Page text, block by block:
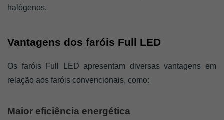
halógenos.
Vantagens dos faróis Full LED
Os faróis Full LED apresentam diversas vantagens em
relação aos faróis convencionais, como:
Maior eficiência energética